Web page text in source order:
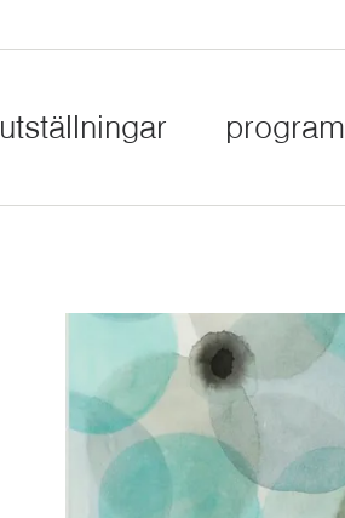
utställningar program